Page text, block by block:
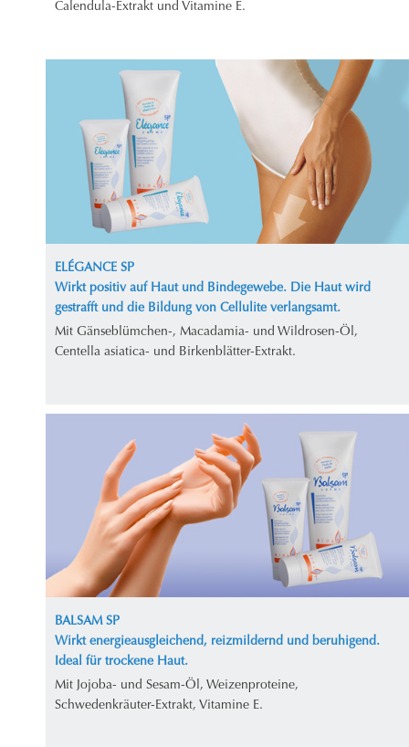
Calendula-Extrakt und Vitamine E.
ELÉGANCE SP
Wirkt positiv auf Haut und Bindegewebe. Die Haut wird
gestrafft und die Bildung von Cellulite verlangsamt.
Mit Gänseblümchen-, Macadamia- und Wildrosen-Öl,
Centella asiatica- und Birkenblätter-Extrakt.
BALSAM SP
Wirkt energieausgleichend, reizmildernd und beruhigend.
Ideal für trockene Haut.
Mit Jojoba- und Sesam-Öl, Weizenproteine,
Schwedenkräuter-Extrakt, Vitamine E.